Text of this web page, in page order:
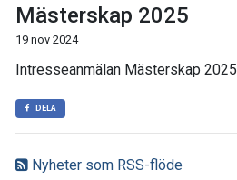
Nyheter som RSS-flöde
Mästerskap 2025
19 nov 2024
Intresseanmälan Mästerskap 2025
DELA